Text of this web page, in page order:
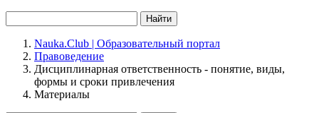
Найти
Nauka.Club | Образовательный портал
Правоведение
Дисциплинарная ответственность - понятие, виды,
формы и сроки привлечения
Материалы